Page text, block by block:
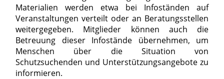
Materialien werden etwa bei Infoständen auf
Veranstaltungen verteilt oder an Beratungsstellen
weitergegeben. Mitglieder können auch die
Betreuung dieser Infostände übernehmen, um
Menschen über die Situation von
Schutzsuchenden und Unterstützungsangebote zu
informieren.